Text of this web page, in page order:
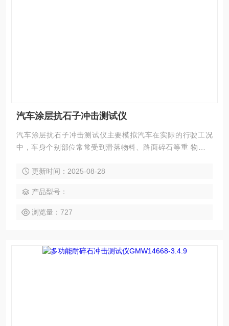
汽车涂层抗石子冲击测试仪
汽车涂层抗石子冲击测试仪主要模拟汽车在实际的行驶工况
中，车身个别部位常常受到滑落物料、路面碎石等重 物的冲
力、喷射次数、气流速度、钢丸或碎 石的规格及质量、冲击持
更新时间：2025-08-28
产品型号：
浏览量：727